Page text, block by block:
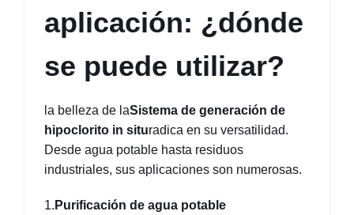
aplicación: ¿dónde
se puede utilizar?
la belleza de laSistema de generación de
hipoclorito in situradica en su versatilidad.
Desde agua potable hasta residuos
industriales, sus aplicaciones son numerosas.
1. Purificación de agua potable